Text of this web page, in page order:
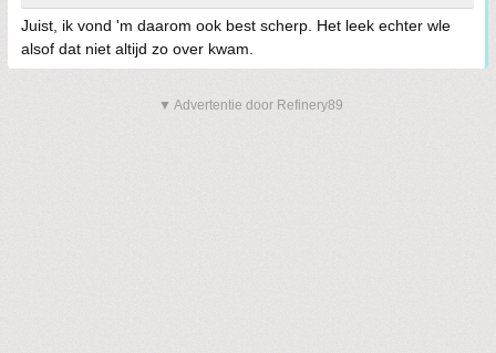
Juist, ik vond 'm daarom ook best scherp. Het leek echter wle
alsof dat niet altijd zo over kwam.
▼ Advertentie door Refinery89